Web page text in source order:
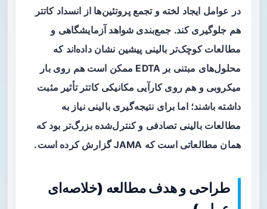
در عوامل ایجاد لخته و تجمع پروتئین‌ها از انسداد کاتتر
هم جلوگیری کند. جمع‌بندی شواهد آزمایشگاهی و
مطالعات کوچک‌تر بالینی پیشین نشان داده‌اند که
محلول‌های مبتنی بر EDTA ممکن است هم روی بار
میکروبی و هم روی کارآیی مکانیکی کاتتر تأثیر مثبت
داشته باشند؛ اما برای نتیجه‌گیری بالینی نیاز به
مطالعات بالینی تصادفی و کنترل‌شده بزرگ‌تر بود که
همان مطالعاتی است که JAMA گزارش کرده است.
طراحی و هدف مطالعه (خلاصه‌ای